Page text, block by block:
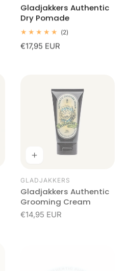
Gladjakkers Authentic
Dry Pomade
(2)2
Normale
€17,95 EUR
Leverancier:
Gladjakkers Authentic
Grooming Cream
Normale
prijs
€14,95 EUR